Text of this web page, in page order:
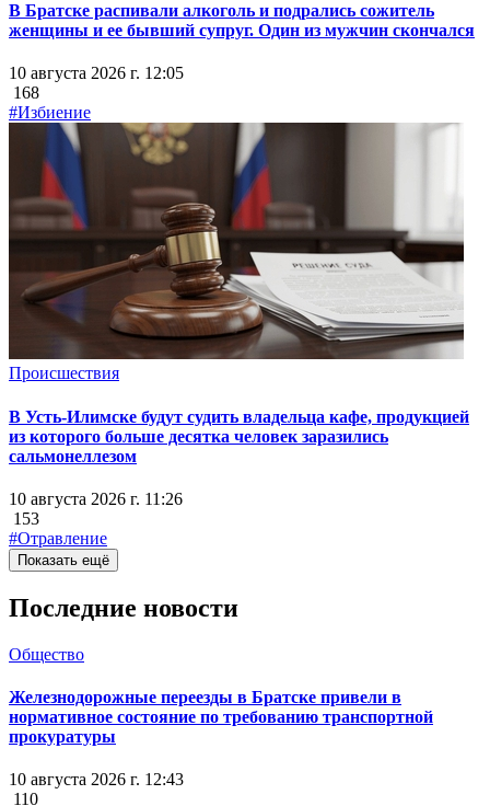
В Братске распивали алкоголь и подрались сожитель
женщины и ее бывший супруг. Один из мужчин скончался
10 августа 2026 г. 12:05
168
#Избиение
Происшествия
В Усть-Илимске будут судить владельца кафе, продукцией
из которого больше десятка человек заразились
сальмонеллезом
10 августа 2026 г. 11:26
153
#Отравление
Показать ещё
Последние новости
Общество
Железнодорожные переезды в Братске привели в
нормативное состояние по требованию транспортной
прокуратуры
10 августа 2026 г. 12:43
110